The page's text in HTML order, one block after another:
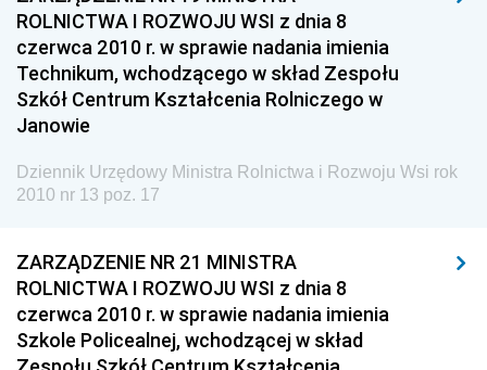
Dziennik Urzędowy Ministra Infrastruktury i
Budownictwa
Dziennik Urzędowy Ministra Gospodarki Morskiej i
Żeglugi Śródlądowej
Dziennik Urzędowy Ministra Finansów
Dziennik Urzędowy Ministra Rozwoju i Finansów
Dziennik Urzędowy Wyższego Urzędu Górniczego
Dziennik Urzędowy Prezesa Urzędu Transportu
Kolejowego
ROLNICTWA I ROZWOJU WSI z dnia 8
czerwca 2010 r. w sprawie nadania imienia
Technikum, wchodzącego w skład Zespołu
Szkół Centrum Kształcenia Rolniczego w
Janowie
Dziennik Urzędowy Ministra Rolnictwa i Rozwoju Wsi rok
2010 nr 13 poz. 17
ZARZĄDZENIE NR 21 MINISTRA
ROLNICTWA I ROZWOJU WSI z dnia 8
czerwca 2010 r. w sprawie nadania imienia
Szkole Policealnej, wchodzącej w skład